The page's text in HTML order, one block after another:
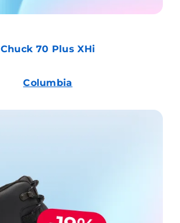
Chuck 70 Plus XHi
Columbia